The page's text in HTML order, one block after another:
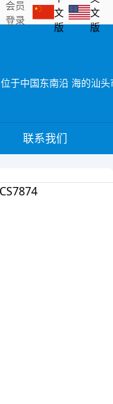
会员
登录
文
版
文
版
联系我们